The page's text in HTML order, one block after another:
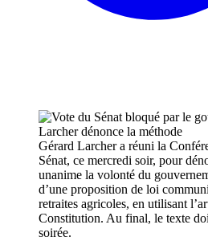
Gérard Larcher a réuni la
Sénat, ce mercredi soir, pour
unanime la volonté du
d’une proposition de loi
retraites agricoles, en utilisant
Constitution. Au final, le texte
soirée.